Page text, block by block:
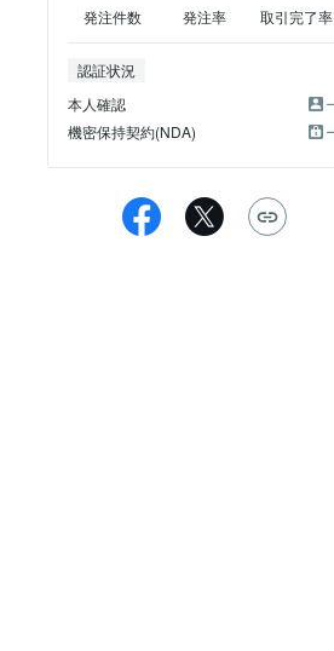
発注件数 発注率 取引完了率
認証状況
本人確認
機密保持契約(NDA)